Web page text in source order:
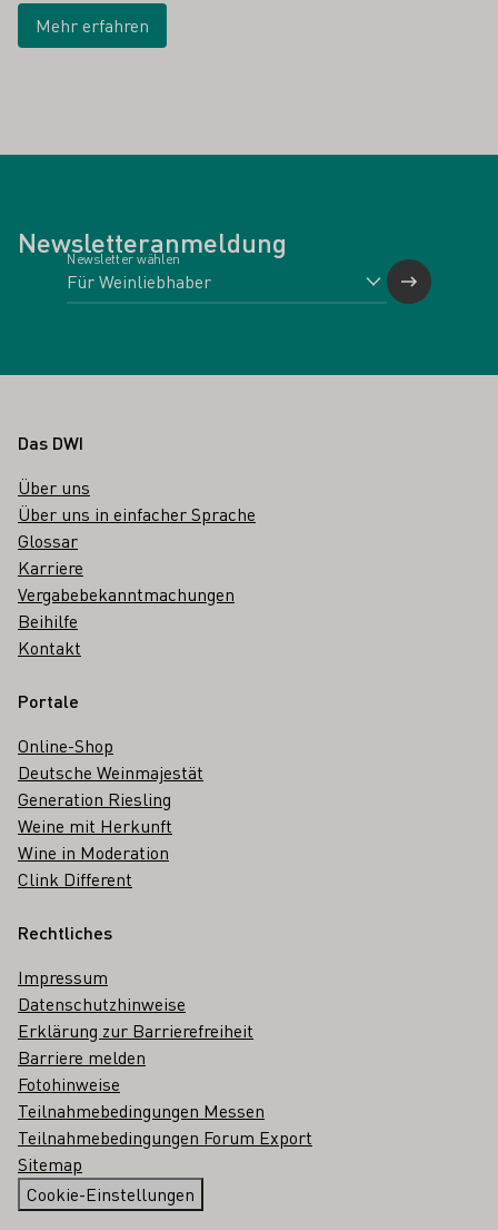
Mehr erfahren
Newsletteranmeldung
Newsletter wählen
Fußbereich
Das DWI
Über uns
Über uns in einfacher Sprache
Glossar
Karriere
Vergabebekanntmachungen
Beihilfe
Kontakt
Portale
Online-Shop
Deutsche Weinmajestät
Generation Riesling
Weine mit Herkunft
Wine in Moderation
Clink Different
Rechtliches
Impressum
Datenschutzhinweise
Erklärung zur Barrierefreiheit
Barriere melden
Fotohinweise
Teilnahmebedingungen Messen
Teilnahmebedingungen Forum Export
Sitemap
Cookie-Einstellungen